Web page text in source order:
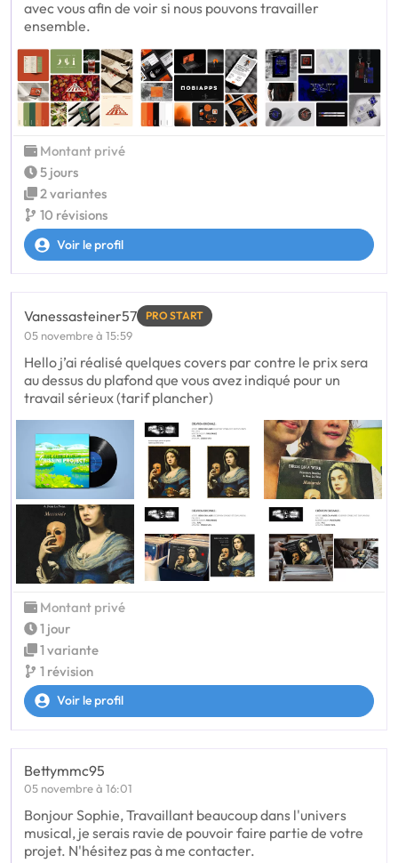
avec vous afin de voir si nous pouvons travailler
ensemble.
Montant privé
5 jours
2 variantes
10 révisions
Voir le profil
Vanessasteiner57 PRO START
05 novembre à 15:59
Hello j’ai réalisé quelques covers par contre le prix sera
au dessus du plafond que vous avez indiqué pour un
travail sérieux (tarif plancher)
Montant privé
1 jour
1 variante
1 révision
Voir le profil
Bettymmc95
05 novembre à 16:01
Bonjour Sophie, Travaillant beaucoup dans l'univers
musical, je serais ravie de pouvoir faire partie de votre
projet. N'hésitez pas à me contacter.